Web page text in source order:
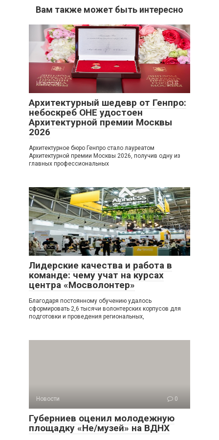
Вам также может быть интересно
Новости 0
Архитектурный шедевр от Генпро:
небоскреб ОНЕ удостоен
Архитектурной премии Москвы
2026
Архитектурное бюро Генпро стало лауреатом
Архитектурной премии Москвы 2026, получив одну из
главных профессиональных
Новости 0
Лидерские качества и работа в
команде: чему учат на курсах
центра «Мосволонтер»
Благодаря постоянному обучению удалось
сформировать 2,6 тысячи волонтерских корпусов для
подготовки и проведения региональных,
Новости 0
Губерниев оценил молодежную
площадку «Не/музей» на ВДНХ